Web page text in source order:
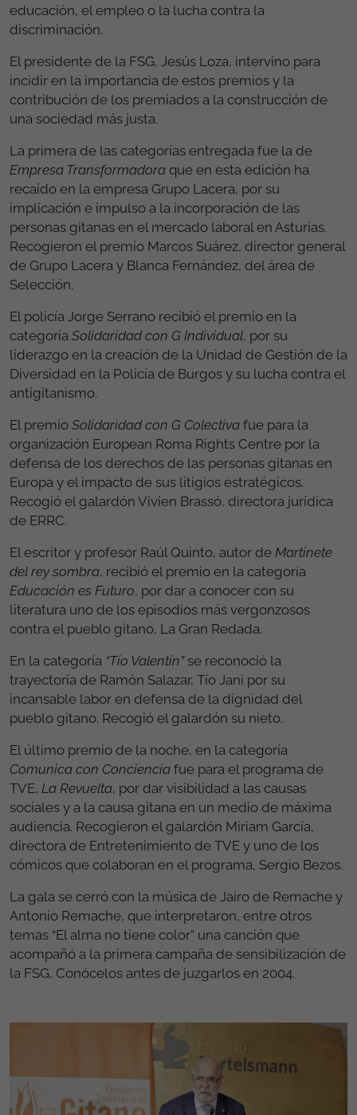
educación, el empleo o la lucha contra la
discriminación.
El presidente de la FSG, Jesús Loza, intervino para
incidir en la importancia de estos premios y la
contribución de los premiados a la construcción de
una sociedad más justa.
La primera de las categorías entregada fue la de
Empresa Transformadora que en esta edición ha
recaído en la empresa Grupo Lacera, por su
implicación e impulso a la incorporación de las
personas gitanas en el mercado laboral en Asturias.
Recogieron el premio Marcos Suárez, director general
de Grupo Lacera y Blanca Fernández, del área de
Selección.
El policía Jorge Serrano recibió el premio en la
categoría Solidaridad con G Individual, por su
liderazgo en la creación de la Unidad de Gestión de la
Diversidad en la Policía de Burgos y su lucha contra el
antigitanismo.
El premio Solidaridad con G Colectiva fue para la
organización European Roma Rights Centre por la
defensa de los derechos de las personas gitanas en
Europa y el impacto de sus litigios estratégicos.
Recogió el galardón Vivien Brassó, directora jurídica
de ERRC.
El escritor y profesor Raúl Quinto, autor de Martinete
del rey sombra, recibió el premio en la categoría
Educación es Futuro, por dar a conocer con su
literatura uno de los episodios más vergonzosos
contra el pueblo gitano, La Gran Redada.
En la categoría “Tío Valentín”se reconoció la
trayectoria de Ramón Salazar, Tío Jani por su
incansable labor en defensa de la dignidad del
pueblo gitano. Recogió el galardón su nieto.
El último premio de la noche, en la categoría
Comunica con Conciencia fue para el programa de
TVE, La Revuelta, por dar visibilidad a las causas
sociales y a la causa gitana en un medio de máxima
audiencia. Recogieron el galardón Miriam García,
directora de Entretenimiento de TVE y uno de los
cómicos que colaboran en el programa, Sergio Bezos.
La gala se cerró con la música de Jairo de Remache y
Antonio Remache, que interpretaron, entre otros
temas “El alma no tiene color” una canción que
acompañó a la primera campaña de sensibilización de
la FSG, Conócelos antes de juzgarlos en 2004.